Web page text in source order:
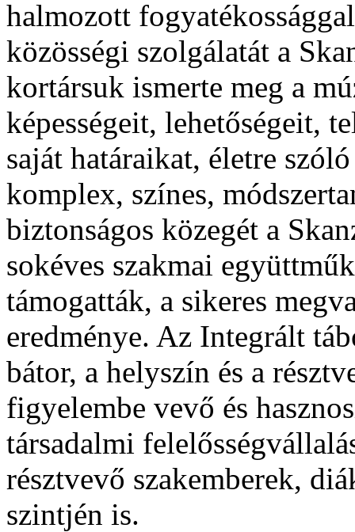
halmozott
közösségi szolgálatát a
kortársuk ismerte meg a
képességeit, lehetőségeit,
saját határaikat, életre
komplex, színes,
biztonságos közegét a
sokéves szakmai
támogatták, a sikeres
eredménye. Az Integrált
bátor, a helyszín és a
figyelembe vevő és
társadalmi
résztvevő szakemberek,
szintjén is.